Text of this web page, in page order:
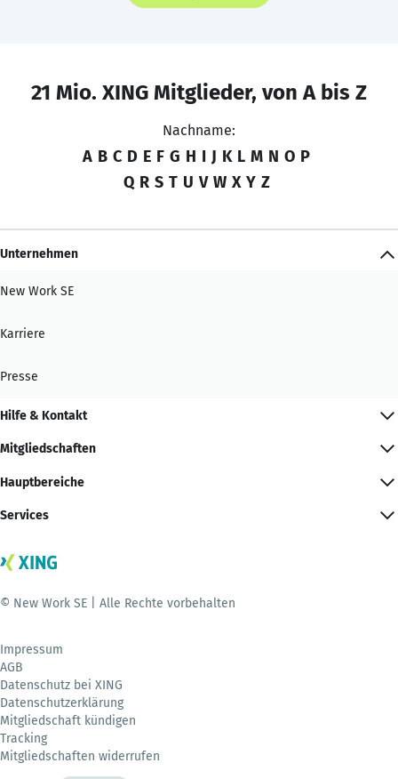
21 Mio. XING Mitglieder, von A bis Z
Nachname:
A B C D E F G H I J K L M N O P
Q R S T U V W X Y Z
Unternehmen
New Work SE
Karriere
Presse
Hilfe & Kontakt
Mitgliedschaften
Hauptbereiche
Services
© New Work SE | Alle Rechte vorbehalten
Impressum
AGB
Datenschutz bei XING
Datenschutzerklärung
Mitgliedschaft kündigen
Tracking
Mitgliedschaften widerrufen